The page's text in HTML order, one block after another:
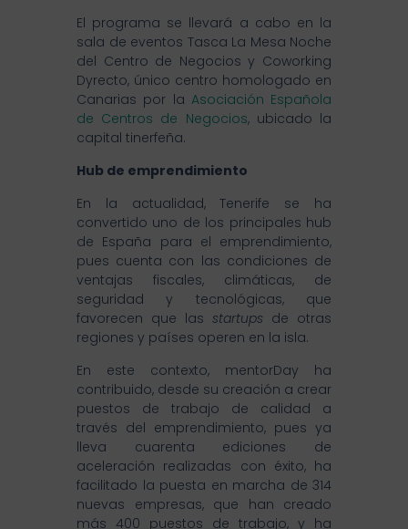
El programa se llevará a cabo en la
sala de eventos Tasca La Mesa Noche
del Centro de Negocios y Coworking
Dyrecto, único centro homologado en
Canarias por la Asociación Española
de Centros de Negocios, ubicado la
capital tinerfeña.
Hub de emprendimiento
En la actualidad, Tenerife se ha
convertido uno de los principales hub
de España para el emprendimiento,
pues cuenta con las condiciones de
ventajas fiscales, climáticas, de
seguridad y tecnológicas, que
favorecen que las startups de otras
regiones y países operen en la isla.
En este contexto, mentorDay ha
contribuido, desde su creación a crear
puestos de trabajo de calidad a
través del emprendimiento, pues ya
lleva cuarenta ediciones de
aceleración realizadas con éxito, ha
facilitado la puesta en marcha de 314
nuevas empresas, que han creado
más 400 puestos de trabajo, y ha